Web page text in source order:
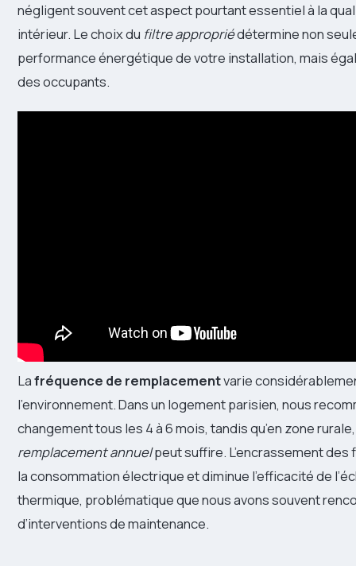
négligent souvent cet aspect pourtant essentiel à la
intérieur. Le choix du filtre appropriédétermine non
performance énergétique de votre installation, mais
des occupants.
Lafréquence de remplacementvarie
l’environnement. Dans un logement parisien, nous
changement tous les 4 à 6 mois, tandis qu’en zone
remplacement annuelpeut suffire. L’encrassement
la consommation électrique et diminue l’efficacité de
thermique, problématique que nous avons souvent
d’interventions de maintenance.